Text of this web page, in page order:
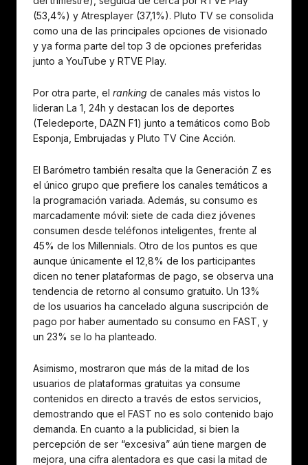
(53,4%) y Atresplayer (37,1%). Pluto TV se consolida
como una de las principales opciones de visionado
y ya forma parte del top 3 de opciones preferidas
junto a YouTube y RTVE Play.
Por otra parte, el ranking de canales más vistos lo
lideran La 1, 24h y destacan los de deportes
(Teledeporte, DAZN F1) junto a temáticos como Bob
Esponja, Embrujadas y Pluto TV Cine Acción.
El Barómetro también resalta que la Generación Z es
el único grupo que prefiere los canales temáticos a
la programación variada. Además, su consumo es
marcadamente móvil: siete de cada diez jóvenes
consumen desde teléfonos inteligentes, frente al
45% de los Millennials. Otro de los puntos es que
aunque únicamente el 12,8% de los participantes
dicen no tener plataformas de pago, se observa una
tendencia de retorno al consumo gratuito. Un 13%
de los usuarios ha cancelado alguna suscripción de
pago por haber aumentado su consumo en FAST, y
un 23% se lo ha planteado.
Asimismo, mostraron que más de la mitad de los
usuarios de plataformas gratuitas ya consume
contenidos en directo a través de estos servicios,
demostrando que el FAST no es solo contenido bajo
demanda. En cuanto a la publicidad, si bien la
percepción de ser “excesiva” aún tiene margen de
mejora, una cifra alentadora es que casi la mitad de